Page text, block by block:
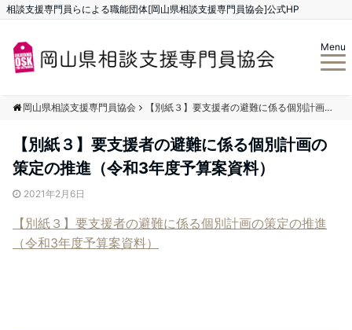
相談支援専門員らによる職能団体[岡山県相談支援専門員協会]公式HP
Menu
岡山県相談支援専門員協会 【別紙３】要支援者の避難に係る個別計画の策定の推進（令和3年度予算案資料）
【別紙３】要支援者の避難に係る個別計画の
策定の推進（令和3年度予算案資料）
2021年2月6日
【別紙３】要支援者の避難に係る個別計画の策定の推進
（令和3年度予算案資料）